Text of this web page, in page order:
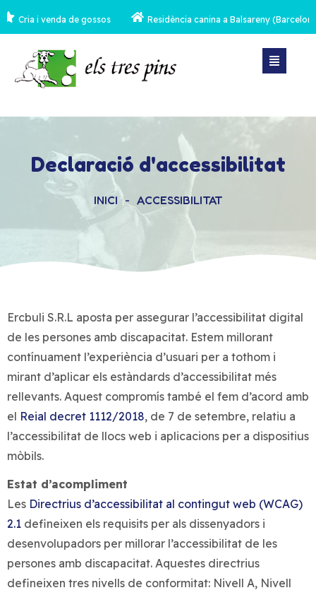
venda de gossos Residència canina a Balsareny (Barcelona)
Declaració d'accessibilitat
INICI - ACCESSIBILITAT
Ercbuli S.R.L aposta per assegurar l’accessibilitat digital
de les persones amb discapacitat. Estem millorant
contínuament l’experiència d’usuari per a tothom i
mirant d’aplicar els estàndards d’accessibilitat més
rellevants. Aquest compromís també el fem d’acord amb
el Reial decret 1112/2018, de 7 de setembre, relatiu a
l’accessibilitat de llocs web i aplicacions per a dispositius
mòbils.
Estat d’acompliment
Les Directrius d’accessibilitat al contingut web (WCAG)
2.1 defineixen els requisits per als dissenyadors i
desenvolupadors per millorar l’accessibilitat de les
persones amb discapacitat. Aquestes directrius
defineixen tres nivells de conformitat: Nivell A, Nivell